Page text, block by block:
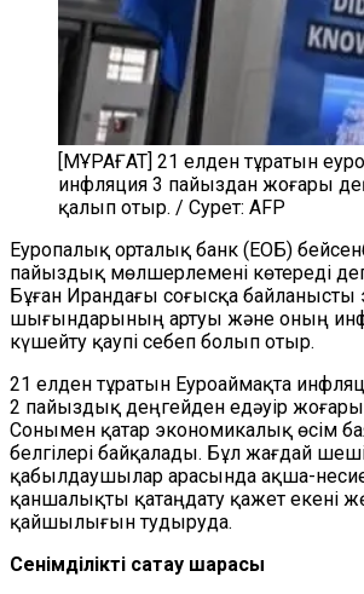
[МҰРАҒАТ] 21 елден тұратын
инфляция 3 пайыздан жоғары
қалып отыр. / Сурет: AFP
Еуропалық орталық банк (ЕОБ)
пайыздық мөлшерлемені көтереді
Бұған Ирандағы соғысқа байланысты
шығындарының артуы және оның
күшейту қаупі себеп болып отыр.
21 елден тұратын Еуроаймақта
2 пайыздық деңгейден едәуір
Сонымен қатар экономикалық өсім
белгілері байқалады. Бұл жағдай
қабылдаушылар арасында ақша-
қаншалықты қатаңдату қажет екені
қайшылығын тудыруда.
Сенімділікті сақтау шарасы